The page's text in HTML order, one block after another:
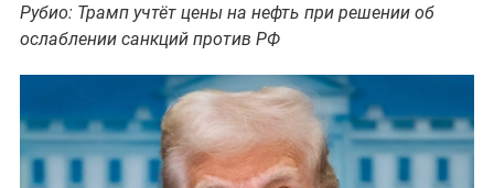
Рубио: Трамп учтёт цены на нефть при решении об
ослаблении санкций против РФ